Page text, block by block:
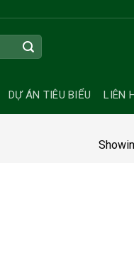
DỰ ÁN TIÊU BIỂU LIÊN